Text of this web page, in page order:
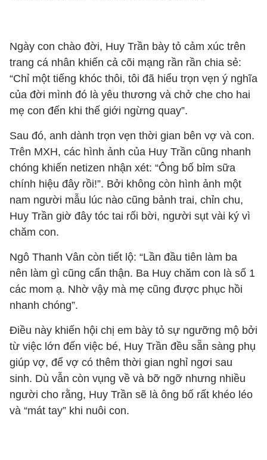
Ngày con chào đời, Huy Trần bày tỏ cảm xúc trên
trang cá nhân khiến cả cõi mạng rần rần chia sẻ:
“Chỉ một tiếng khóc thôi, tôi đã hiểu trọn vẹn ý nghĩa
của đời mình đó là yêu thương và chở che cho hai
mẹ con đến khi thế giới ngừng quay”.
Sau đó, anh dành trọn vẹn thời gian bên vợ và con.
Trên MXH, các hình ảnh của Huy Trần cũng nhanh
chóng khiến netizen nhận xét: “Ông bố bỉm sữa
chính hiệu đây rồi!”. Bởi không còn hình ảnh một
nam người mẫu lúc nào cũng bảnh trai, chỉn chu,
Huy Trần giờ đây tóc tai rối bời, người sụt vài ký vì
chăm con.
Ngô Thanh Vân còn tiết lộ: “Lần đầu tiên làm ba
nên làm gì cũng cẩn thận. Ba Huy chăm con là số 1
các mom ạ. Nhờ vậy mà mẹ cũng được phục hồi
nhanh chóng”.
Điều này khiến hội chị em bày tỏ sự ngưỡng mộ bởi
từ việc lớn đến việc bé, Huy Trần đều sẵn sàng phụ
giúp vợ, để vợ có thêm thời gian nghỉ ngơi sau
sinh. Dù vẫn còn vụng về và bỡ ngỡ nhưng nhiều
người cho rằng, Huy Trần sẽ là ông bố rất khéo léo
và “mát tay” khi nuôi con.